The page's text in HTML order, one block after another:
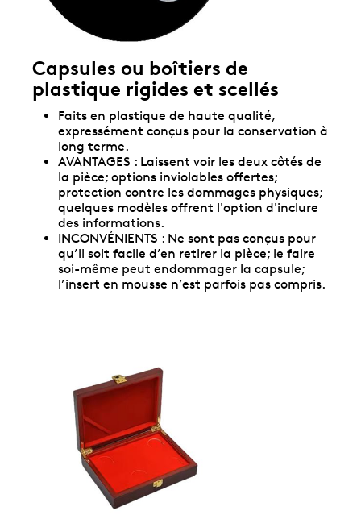
Capsules ou boîtiers de
plastique rigides et scellés
Faits en plastique de haute qualité,
expressément conçus pour la conservation à
long terme.
AVANTAGES : Laissent voir les deux côtés de
la pièce; options inviolables offertes;
protection contre les dommages physiques;
quelques modèles offrent l'option d'inclure
des informations.
INCONVÉNIENTS : Ne sont pas conçus pour
qu’il soit facile d’en retirer la pièce; le faire
soi-même peut endommager la capsule;
l’insert en mousse n’est parfois pas compris.